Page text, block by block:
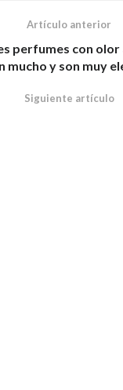
Artículo anterior
perfumes con olor
mucho y son muy
Siguiente artículo